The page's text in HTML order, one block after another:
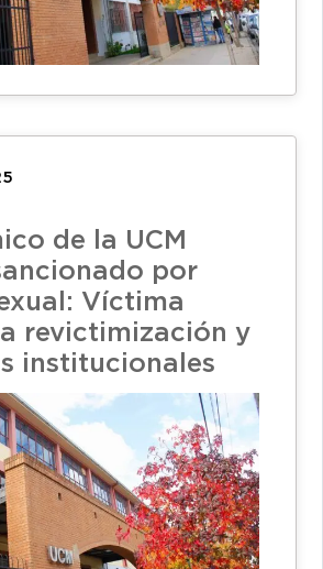
de la UCM
por
Víctima
revictimización y
institucionales